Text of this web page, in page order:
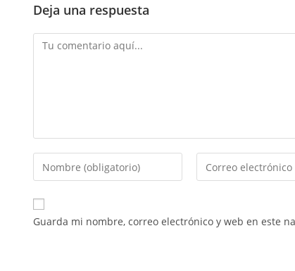
Deja una respuesta
Guarda mi nombre, correo electrónico y web en este